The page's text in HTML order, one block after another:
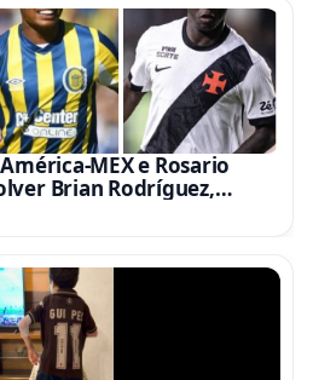
MEX e Rosario
Brian Rodríguez,